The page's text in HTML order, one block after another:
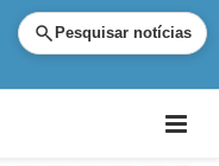
Pesquisar notícias